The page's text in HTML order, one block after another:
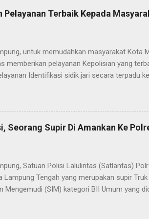
Terbaik Kepada
untuk memudahkan masyarakat Kota
memberikan pelayanan Kepolisian yang
Identifikasi sidik jari secara terpadu
memberikan pelayanan terbaik kepada
M.IK mengatakan “SPKT Polres Metro
masyarakat yang membutuhkan
“SPKT adalah pusat jaringan dari
Seorang Supir Di Amankan Ke
Satuan Polisi Lalulintas (Satlantas)
Lampung Tengah yang merupakan supir
Mengemudi (SIM) kategori BII Umum yang
lalulintas dengan menerobos Traffic